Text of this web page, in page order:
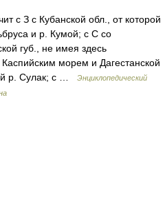
с З с Кубанской обл., от которой
и р. Кумой; с С со
губ., не имея здесь
морем и Дагестанской
р. Сулак; с …
Энциклопедический